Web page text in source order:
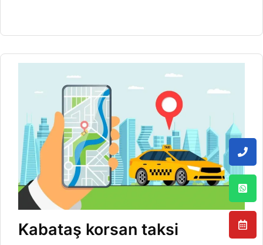
Kabataş korsan taksi